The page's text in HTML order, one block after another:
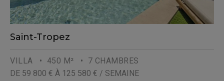
Saint-Tropez
VILLA • 450 M²
• 7 CHAMBRES
DE 59 800 € À 125 580 € / SEMAINE